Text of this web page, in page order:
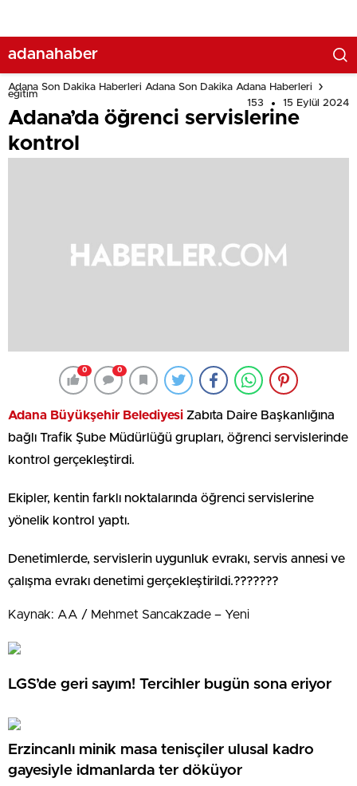
adanahaber
Adana Son Dakika Haberleri Adana Son Dakika Adana Haberleri
eğitim
153
15 Eylül 2024
Adana’da öğrenci servislerine
kontrol
0 0
Adana Büyükşehir Belediyesi Zabıta Daire Başkanlığına
bağlı Trafik Şube Müdürlüğü grupları, öğrenci servislerinde
kontrol gerçekleştirdi.
Ekipler, kentin farklı noktalarında öğrenci servislerine
yönelik kontrol yaptı.
Denetimlerde, servislerin uygunluk evrakı, servis annesi ve
çalışma evrakı denetimi gerçekleştirildi.???????
Kaynak: AA / Mehmet Sancakzade – Yeni
LGS’de geri sayım! Tercihler bugün sona eriyor
Erzincanlı minik masa tenisçiler ulusal kadro
gayesiyle idmanlarda ter döküyor